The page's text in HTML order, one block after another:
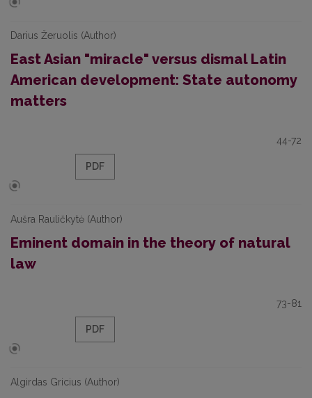
Darius Žeruolis (Author)
East Asian "miracle" versus dismal Latin
American development: State autonomy
matters
44-72
PDF
Aušra Rauličkytė (Author)
Eminent domain in the theory of natural
law
73-81
PDF
Algirdas Gricius (Author)